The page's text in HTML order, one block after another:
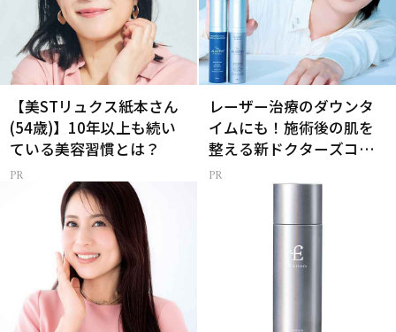
【美STリュクス紙本さん
(54歳)】10年以上も続い
ている美容習慣とは？
レーザー治療のダウンタ
イムにも！施術後の肌を
整える新ドクターズコス
メ